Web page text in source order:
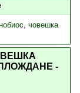
, човешка
-